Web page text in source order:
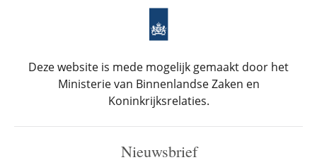
Deze website is mede mogelijk gemaakt door het
Ministerie van Binnenlandse Zaken en
Koninkrijksrelaties.
Nieuwsbrief